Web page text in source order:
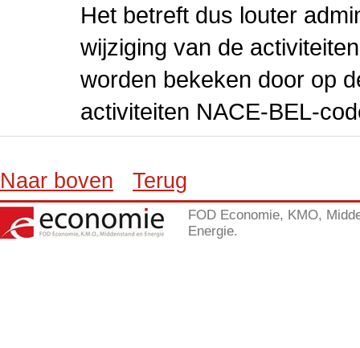
Het betreft dus louter
wijziging van de
worden bekeken door op
activiteiten NACE-BEL-
Naar boven Terug
FOD Economie, KMO,
Energie.